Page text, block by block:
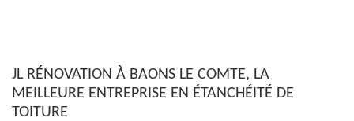
JL RÉNOVATION À BAONS LE COMTE, LA
MEILLEURE ENTREPRISE EN ÉTANCHÉITÉ DE
TOITURE